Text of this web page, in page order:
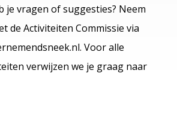
je vragen of suggesties? Neem
de Activiteiten Commissie via
Voor alle
verwijzen we je graag naar